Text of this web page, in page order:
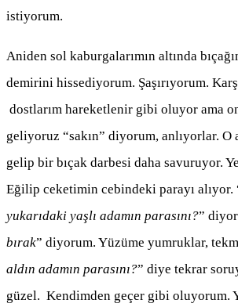
istiyorum.
Aniden sol kaburgalarımın altında
demirini hissediyorum. Şaşırıyorum.
dostlarım hareketlenir gibi oluyor ama
geliyoruz “sakın” diyorum, anlıyorlar. O
gelip bir bıçak darbesi daha savuruyor.
Eğilip ceketimin cebindeki parayı alıyor.
yukarıdaki yaşlı adamın parasını?”
bırak” diyorum. Yüzüme yumruklar,
aldın adamın parasını?” diye tekrar
güzel. Kendimden geçer gibi oluyorum.